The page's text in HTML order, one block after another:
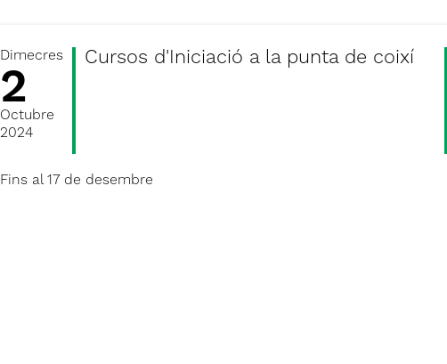
Dimecres
2
Octubre
2024
Cursos d'Iniciació a la punta de coixí
Fins al 17 de desembre